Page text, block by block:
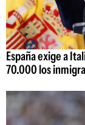
España exige a
70.000 los